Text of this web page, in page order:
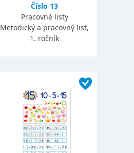
Číslo 13
Pracovné listy
Metodický a pracovný list,
1. ročník